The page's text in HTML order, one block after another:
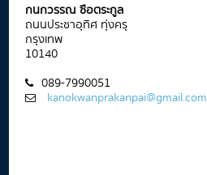
กนกวรรณ ซือตระกูล
ถนนประชาอุทิศ ทุ่งครุ
กรุงเทพ
10140
089-7990051
kanokwanprakanpai@gmail.com